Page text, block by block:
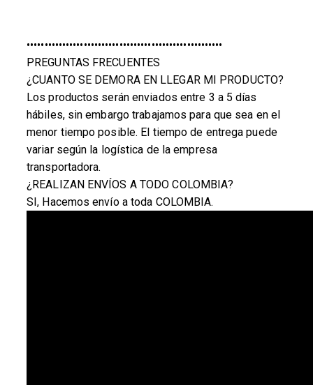
•••••••••••••••••••••••••••••••••••••••••••••••••••••••
PREGUNTAS FRECUENTES
¿CUANTO SE DEMORA EN LLEGAR MI PRODUCTO?
Los productos serán enviados entre 3 a 5 días
hábiles, sin embargo trabajamos para que sea en el
menor tiempo posible. El tiempo de entrega puede
variar según la logística de la empresa
transportadora.
¿REALIZAN ENVÍOS A TODO COLOMBIA?
SI, Hacemos envío a toda COLOMBIA.